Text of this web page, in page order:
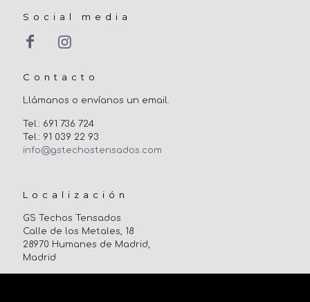
Social media
Contacto
Llámanos o envíanos un email.
Tel.: 691 736 724
Tel.: 91 039 22 93
info@gstechostensados.com
Localización
GS Techos Tensados
Calle de los Metales, 18
28970 Humanes de Madrid,
Madrid